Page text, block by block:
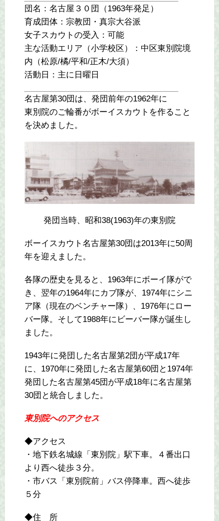
団名：名古屋３０団（1963年発足）
育成団体：宗教団・真宗大谷派
女子スカウトの受入：可能
主な活動エリア（小学校区）：中区東別院境
内（松原/橘/平和/正木/大須）
活動日：主に日曜日
名古屋第30団は、発団前年の1962年に
東別院のご輪番がボーイスカウトを作ること
を決めました。
発団当時、昭和38(1963)年の東別院
ボーイスカウト名古屋第30団は2013年に50周
年を迎えました。
各隊の歴史を見ると、1963年にボーイ隊がで
き、翌年の1964年にカブ隊が、1974年にシニ
ア隊（現在のベンチャー隊）、1976年にロー
バー隊。そして1988年にビーバー隊が誕生し
ました。
1943年に発団した名古屋第2団が平成17年
に、1970年に発団した名古屋第60団と1974年
発団した名古屋第45団が平成18年に名古屋第
30団と統合しました。
東別院へのアクセス
◆アクセス
・地下鉄名城線「東別院」駅下車。４番出口
より西へ徒歩３分。
・市バス「東別院前」バス停降車。西へ徒歩
５分
◆住 所